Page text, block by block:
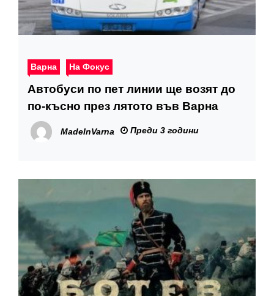
Варна На Фокус
Автобуси по пет линии ще возят до
по-късно през лятото във Варна
MadeInVarna Преди 3 години